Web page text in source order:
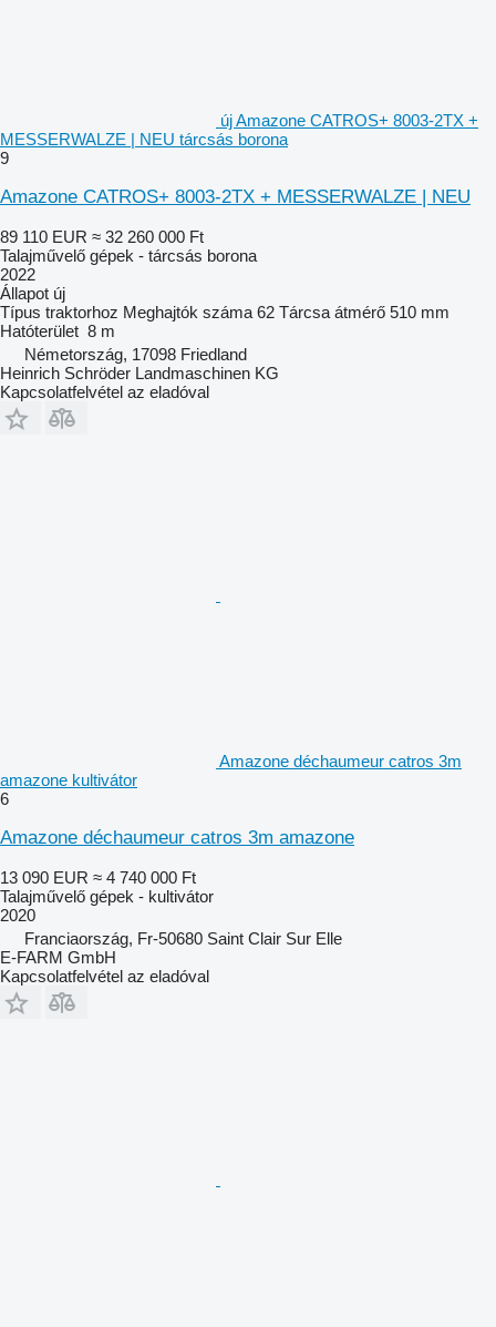
új Amazone CATROS+ 8003-2TX +
MESSERWALZE | NEU tárcsás borona
9
Amazone CATROS+ 8003-2TX + MESSERWALZE | NEU
89 110 EUR ≈ 32 260 000 Ft
Talajművelő gépek - tárcsás borona
2022
Állapot új
Típus traktorhoz Meghajtók száma 62 Tárcsa átmérő 510 mm
Hatóterület 8 m
Németország, 17098 Friedland
Heinrich Schröder Landmaschinen KG
Kapcsolatfelvétel az eladóval
Amazone déchaumeur catros 3m
amazone kultivátor
6
Amazone déchaumeur catros 3m amazone
13 090 EUR ≈ 4 740 000 Ft
Talajművelő gépek - kultivátor
2020
Franciaország, Fr-50680 Saint Clair Sur Elle
E-FARM GmbH
Kapcsolatfelvétel az eladóval